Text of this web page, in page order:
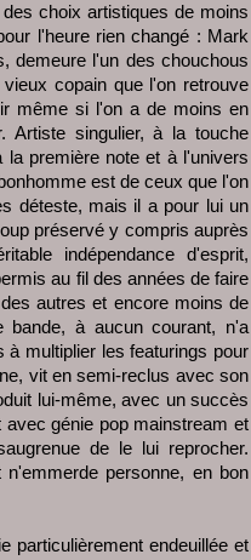
choix artistiques de moins
l'heure rien changé : Mark
demeure l'un des chouchous
copain que l'on retrouve
même si l'on a de moins en
Artiste singulier, à la touche
la première note et à l'univers
est de ceux que l'on
déteste, mais il a pour lui un
préservé y compris auprès
indépendance d'esprit,
au fil des années de faire
autres et encore moins de
bande, à aucun courant, n'a
multiplier les featurings pour
vit en semi-reclus avec son
lui-même, avec un succès
génie pop mainstream et
de le lui reprocher.
personne, en bon
particulièrement endeuillée et